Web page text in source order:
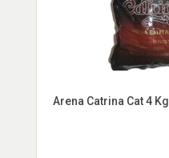
Arena Catrina Cat 4 Kg